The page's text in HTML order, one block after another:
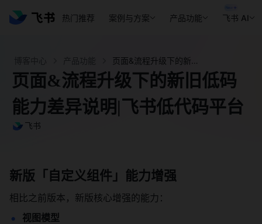
热门推荐 案例与方案 产品功能 飞书 AI
页面&流程升级下的新旧低码
能力差异说明|飞书低代码平台
飞书
新版「自定义组件」能力增强
相比之前版本，新版核心增强的能力：
视图模型